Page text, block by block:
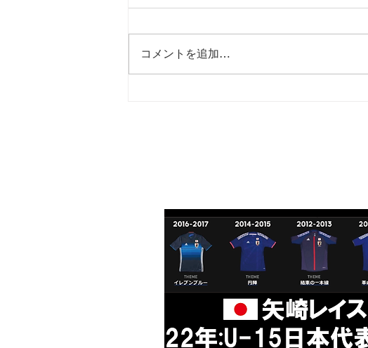
コメントを追加…